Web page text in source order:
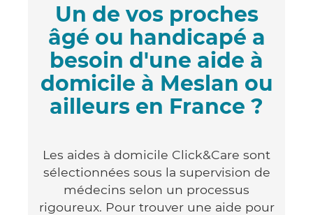
Un de vos proches
âgé ou handicapé a
besoin d'une aide à
domicile à Meslan ou
ailleurs en France ?
Les aides à domicile Click&Care sont
sélectionnées sous la supervision de
médecins selon un processus
rigoureux. Pour trouver une aide pour